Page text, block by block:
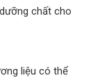
chất cho
liệu có thể